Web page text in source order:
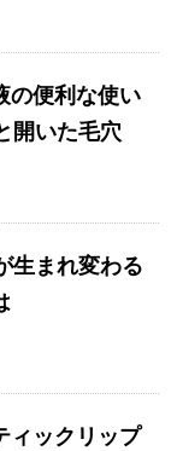
の便利な使い
開いた毛穴
生まれ変わる
ィックリップ